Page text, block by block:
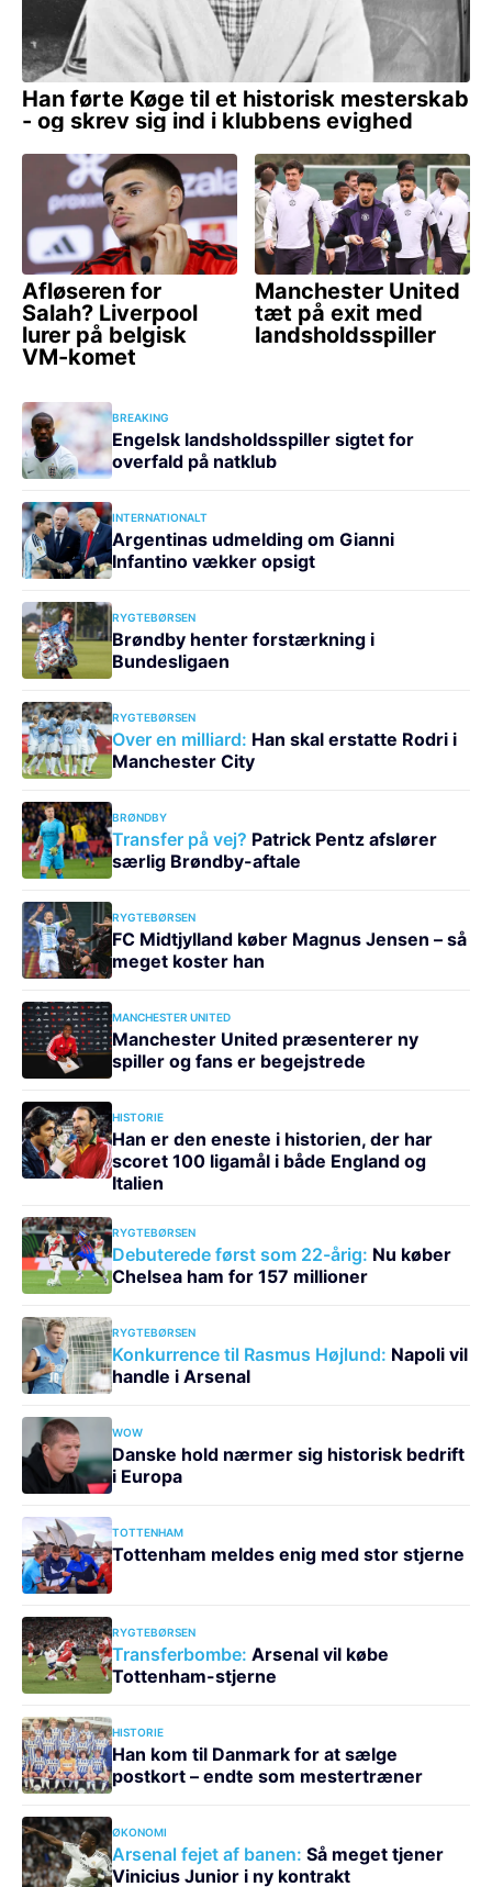
BREAKING
Engelsk landsholdsspiller sigtet for
overfald på natklub
INTERNATIONALT
Argentinas udmelding om Gianni
Infantino vækker opsigt
RYGTEBØRSEN
Brøndby henter forstærkning i
Bundesligaen
RYGTEBØRSEN
Over en milliard: Han skal erstatte Rodri i
Manchester City
BRØNDBY
Transfer på vej? Patrick Pentz afslører
særlig Brøndby-aftale
RYGTEBØRSEN
FC Midtjylland køber Magnus Jensen – så
meget koster han
MANCHESTER UNITED
Manchester United præsenterer ny
spiller og fans er begejstrede
HISTORIE
Han er den eneste i historien, der har
scoret 100 ligamål i både England og
Italien
RYGTEBØRSEN
Debuterede først som 22-årig: Nu køber
Chelsea ham for 157 millioner
RYGTEBØRSEN
Konkurrence til Rasmus Højlund: Napoli vil
handle i Arsenal
WOW
Danske hold nærmer sig historisk bedrift
i Europa
TOTTENHAM
Tottenham meldes enig med stor stjerne
RYGTEBØRSEN
Transferbombe: Arsenal vil købe
Tottenham-stjerne
HISTORIE
Han kom til Danmark for at sælge
postkort – endte som mestertræner
ØKONOMI
Arsenal fejet af banen: Så meget tjener
Vinicius Junior i ny kontrakt